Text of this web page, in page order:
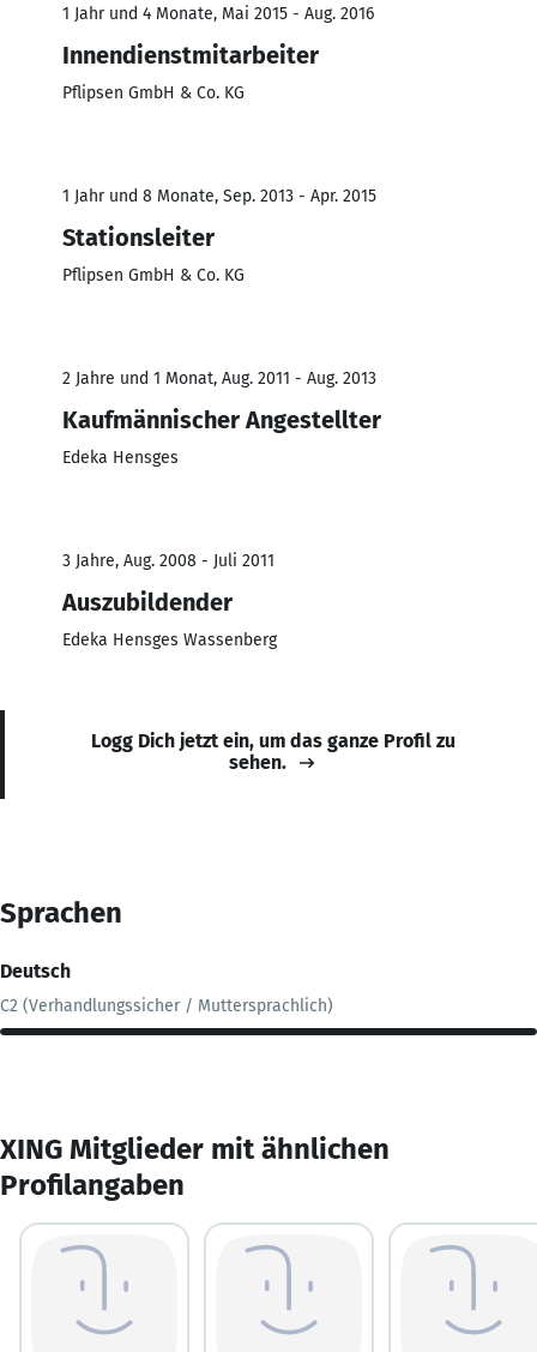
1 Jahr und 4 Monate, Mai 2015 - Aug. 2016
Innendienstmitarbeiter
Pflipsen GmbH & Co. KG
1 Jahr und 8 Monate, Sep. 2013 - Apr. 2015
Stationsleiter
Pflipsen GmbH & Co. KG
2 Jahre und 1 Monat, Aug. 2011 - Aug. 2013
Kaufmännischer Angestellter
Edeka Hensges
3 Jahre, Aug. 2008 - Juli 2011
Auszubildender
Edeka Hensges Wassenberg
Logg Dich jetzt ein, um das ganze Profil zu
sehen.
Sprachen
Deutsch
C2 (Verhandlungssicher / Muttersprachlich)
XING Mitglieder mit ähnlichen
Profilangaben